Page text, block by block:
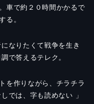
車で約２０時間かかるで
る。
なりたくて戦争を生き
で答えるテレク。
を作りながら、チラチラ
では、字も読めない 」